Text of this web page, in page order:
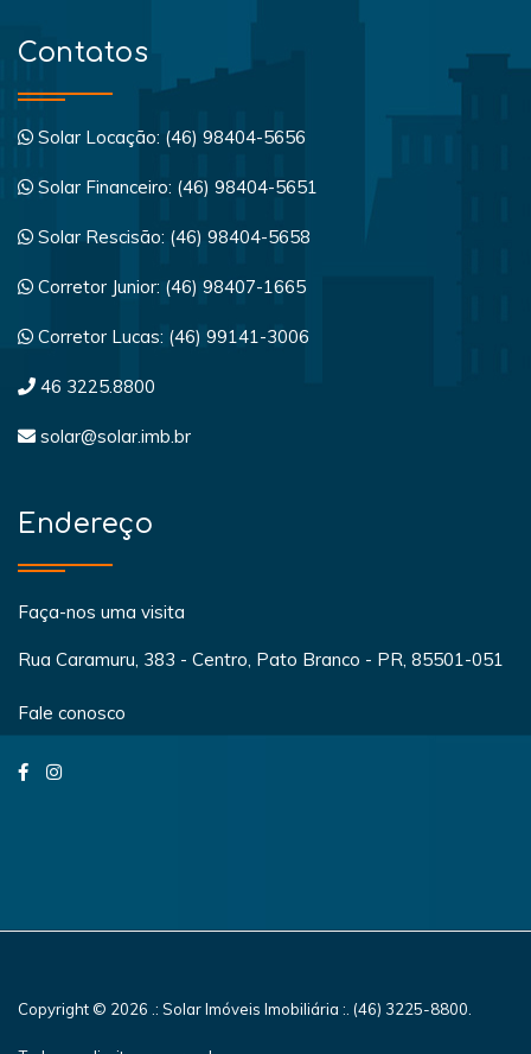
Contatos
Solar Locação: (46) 98404-5656
Solar Financeiro: (46) 98404-5651
Solar Rescisão: (46) 98404-5658
Corretor Junior: (46) 98407-1665
Corretor Lucas: (46) 99141-3006
46 3225.8800
solar@solar.imb.br
Endereço
Faça-nos uma visita
Rua Caramuru, 383 - Centro, Pato Branco - PR, 85501-051
Fale conosco
Copyright © 2026 .: Solar Imóveis Imobiliária :. (46) 3225-8800.